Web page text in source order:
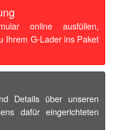
online ausfüllen,
Ihrem G-Lader ins Paket
Details über unseren
dafür eingerichteten